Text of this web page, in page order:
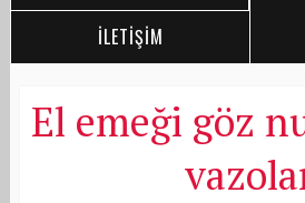
İLETİŞİM
El emeği göz